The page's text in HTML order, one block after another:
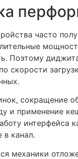
часто
Поэтому
скорости
сокращение
и применение
интерфейса
в канал.
механики